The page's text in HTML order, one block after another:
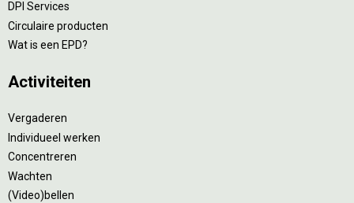
DPI Services
Circulaire producten
Wat is een EPD?
Activiteiten
Vergaderen
Individueel werken
Concentreren
Wachten
(Video)bellen